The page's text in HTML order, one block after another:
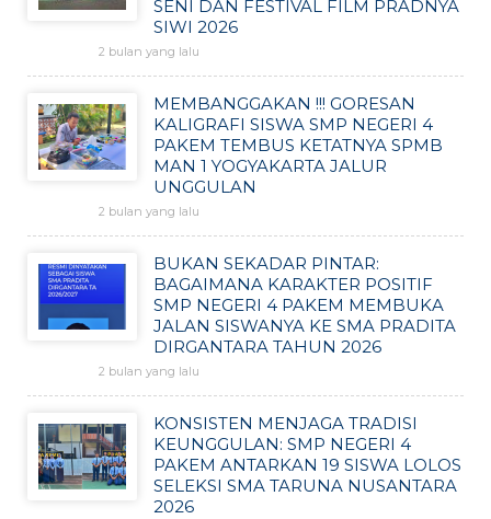
SENI DAN FESTIVAL FILM PRADNYA
SIWI 2026
2 bulan yang lalu
MEMBANGGAKAN !!! GORESAN
KALIGRAFI SISWA SMP NEGERI 4
PAKEM TEMBUS KETATNYA SPMB
MAN 1 YOGYAKARTA JALUR
UNGGULAN
2 bulan yang lalu
BUKAN SEKADAR PINTAR:
BAGAIMANA KARAKTER POSITIF
SMP NEGERI 4 PAKEM MEMBUKA
JALAN SISWANYA KE SMA PRADITA
DIRGANTARA TAHUN 2026
2 bulan yang lalu
KONSISTEN MENJAGA TRADISI
KEUNGGULAN: SMP NEGERI 4
PAKEM ANTARKAN 19 SISWA LOLOS
SELEKSI SMA TARUNA NUSANTARA
2026